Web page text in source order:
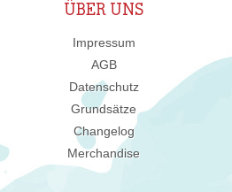
ÜBER UNS
Impressum
AGB
Datenschutz
Grundsätze
Changelog
Merchandise